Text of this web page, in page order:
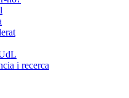
i recerca